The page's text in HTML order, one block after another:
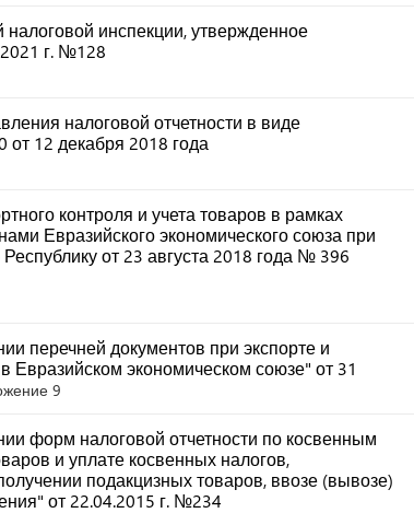
налоговой инспекции, утвержденное
г. №128
налоговой отчетности в виде
от 12 декабря 2018 года
контроля и учета товаров в рамках
Евразийского экономического союза при
от 23 августа 2018 года № 396
перечней документов при экспорте и
в Евразийском экономическом союзе" от 31
9
форм налоговой отчетности по косвенным
и уплате косвенных налогов,
подакцизных товаров, ввозе (вывозе)
от 22.04.2015 г. №234